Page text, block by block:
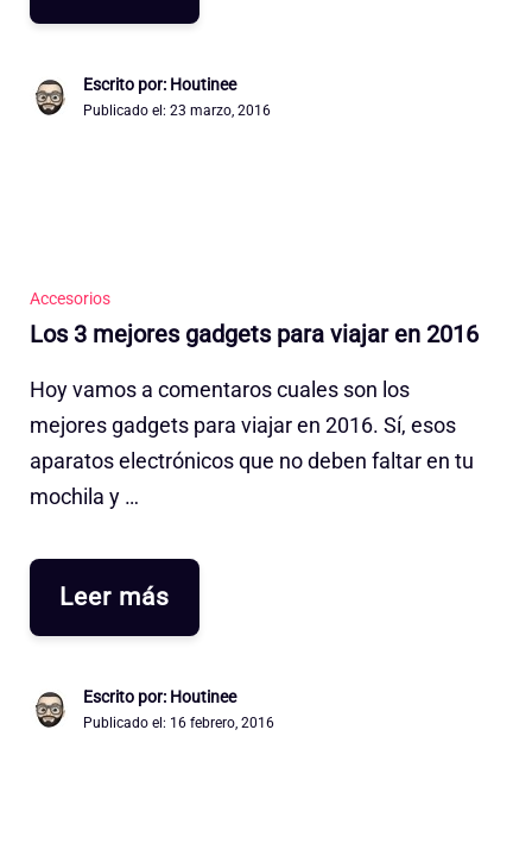
Escrito por: Houtinee
Publicado el: 23 marzo, 2016
Accesorios
Los 3 mejores gadgets para viajar en 2016
Hoy vamos a comentaros cuales son los
mejores gadgets para viajar en 2016. Sí, esos
aparatos electrónicos que no deben faltar en tu
mochila y …
Leer más
Escrito por: Houtinee
Publicado el: 16 febrero, 2016